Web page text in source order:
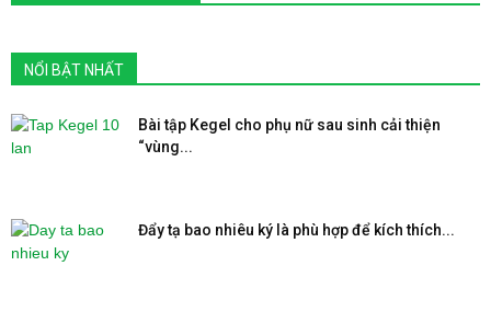
NỔI BẬT NHẤT
Bài tập Kegel cho phụ nữ sau sinh cải thiện
“vùng...
Đẩy tạ bao nhiêu ký là phù hợp để kích thích...